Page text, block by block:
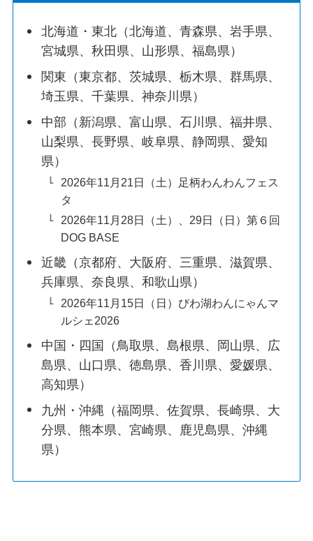
北海道・東北（北海道、青森県、岩手県、
宮城県、秋田県、山形県、福島県）
関東（東京都、茨城県、栃木県、群馬県、
埼玉県、千葉県、神奈川県）
中部（新潟県、富山県、石川県、福井県、
山梨県、長野県、岐阜県、静岡県、愛知
県）
2026年11月21日（土）足柄わんわんフェス
タ
2026年11月28日（土）、29日（日）第６回
DOG BASE
近畿（京都府、大阪府、三重県、滋賀県、
兵庫県、奈良県、和歌山県）
2026年11月15日（日）びわ湖わんにゃんマ
ルシェ2026
中国・四国（鳥取県、島根県、岡山県、広
島県、山口県、徳島県、香川県、愛媛県、
高知県）
九州・沖縄（福岡県、佐賀県、長崎県、大
分県、熊本県、宮崎県、鹿児島県、沖縄
県）